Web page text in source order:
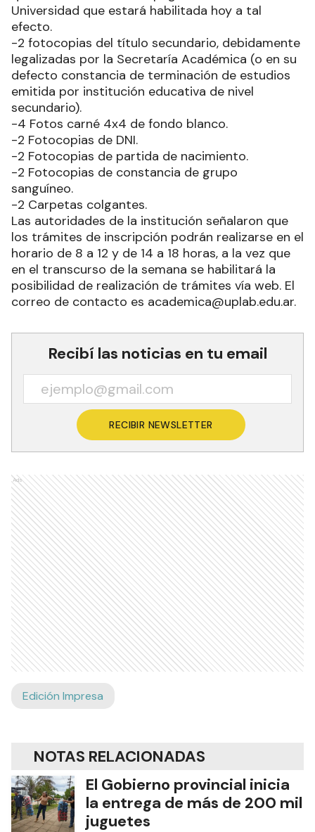
Universidad que estará habilitada hoy a tal
efecto.
-2 fotocopias del título secundario, debidamente
legalizadas por la Secretaría Académica (o en su
defecto constancia de terminación de estudios
emitida por institución educativa de nivel
secundario).
-4 Fotos carné 4x4 de fondo blanco.
-2 Fotocopias de DNI.
-2 Fotocopias de partida de nacimiento.
-2 Fotocopias de constancia de grupo
sanguíneo.
-2 Carpetas colgantes.
Las autoridades de la institución señalaron que
los trámites de inscripción podrán realizarse en el
horario de 8 a 12 y de 14 a 18 horas, a la vez que
en el transcurso de la semana se habilitará la
posibilidad de realización de trámites vía web. El
correo de contacto es academica@uplab.edu.ar.
Recibí las noticias en tu email
RECIBIR NEWSLETTER
Ads
Edición Impresa
NOTAS RELACIONADAS
El Gobierno provincial inicia
la entrega de más de 200 mil
juguetes